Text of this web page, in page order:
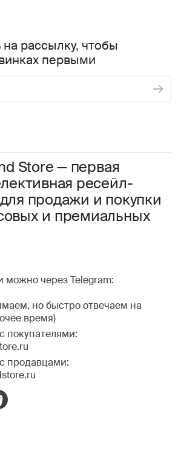
Store — первая
ресейл-
продажи и покупки
и премиальных
можно через Telegram:
но быстро отвечаем на
время)
покупателями:
с продавцами:
рассылку, чтобы
первыми
Пользовательского соглашения
рекламной информации.